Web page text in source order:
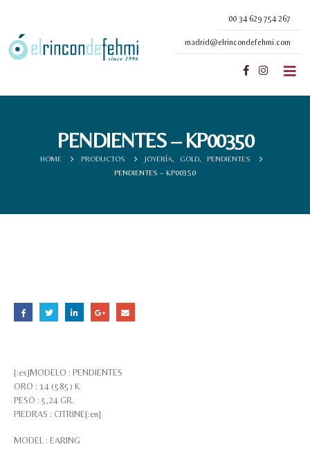
00 34 629 754 267
madrid@elrincondefehmi.com
PENDIENTES – KP00350
HOME PRODUCTOS JOYERÍA GOLD
PENDIENTES
PENDIENTES – KP00350
[:es]MODELO : PENDIENTES
ORO : 14 (585) K
PESO : 5,24 GR.
PIEDRAS : CITRINE[:en]
MODEL : EARING